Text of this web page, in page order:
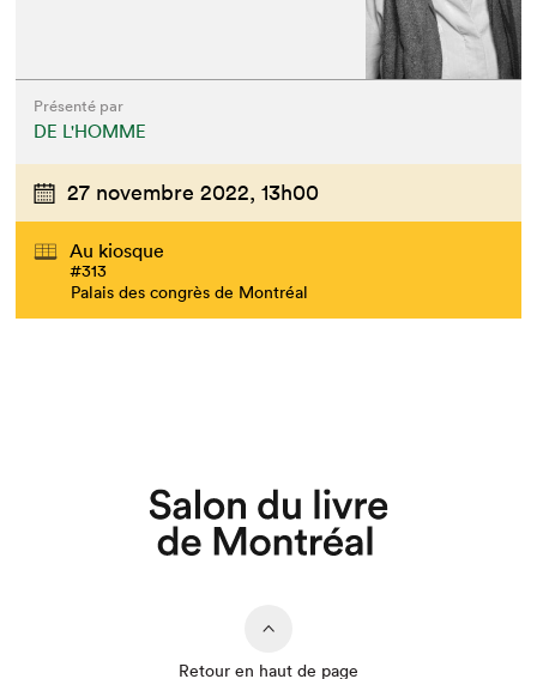
Présenté par
DE L'HOMME
27 novembre 2022, 13h00
Au kiosque
#313
Palais des congrès de Montréal
Retour en haut de page